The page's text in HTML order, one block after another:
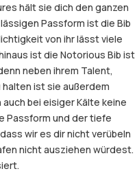
hält sie dich den ganzen
Passform ist die Bib
von ihr lässt viele
ist die Notorious Bib ist
neben ihrem Talent,
halten ist sie außerdem
bei eisiger Kälte keine
Passform und der tiefe
wir es dir nicht verübeln
nicht ausziehen würdest.